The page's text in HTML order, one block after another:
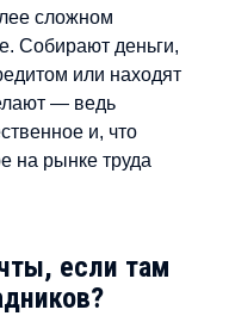
сложном
Собирают деньги,
или находят
— ведь
и, что
на рынке труда
если там